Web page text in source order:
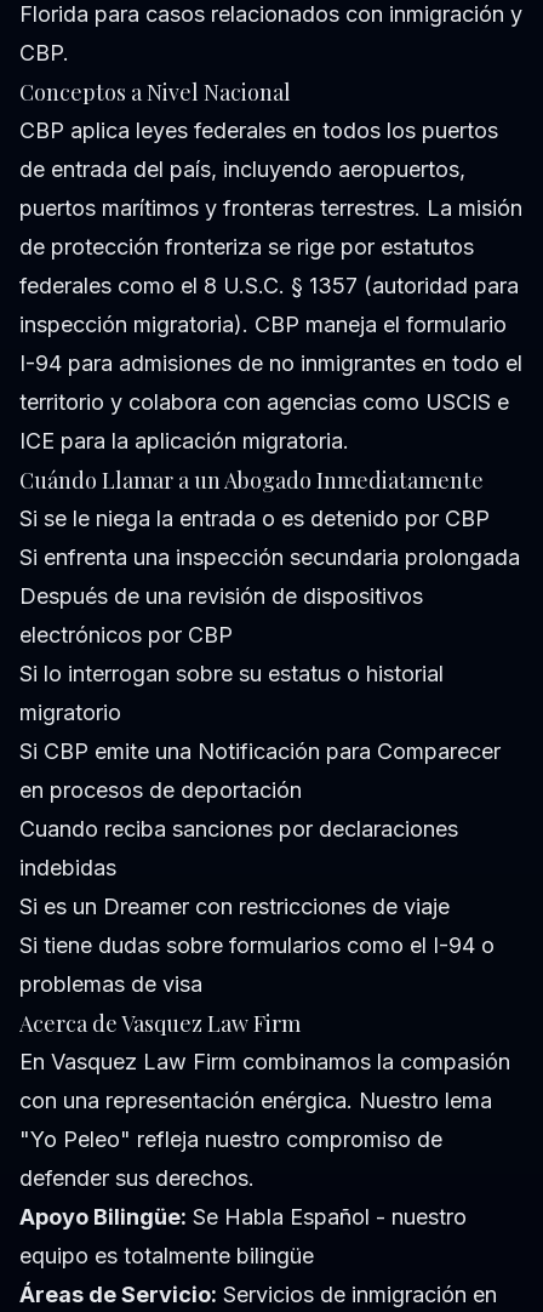
Florida para casos relacionados con inmigración y
CBP.
Conceptos a Nivel Nacional
CBP aplica leyes federales en todos los puertos
de entrada del país, incluyendo aeropuertos,
puertos marítimos y fronteras terrestres. La misión
de protección fronteriza se rige por estatutos
federales como el 8 U.S.C. § 1357 (autoridad para
inspección migratoria). CBP maneja el formulario
I-94 para admisiones de no inmigrantes en todo el
territorio y colabora con agencias como USCIS e
ICE para la aplicación migratoria.
Cuándo Llamar a un Abogado Inmediatamente
Si se le niega la entrada o es detenido por CBP
Si enfrenta una inspección secundaria prolongada
Después de una revisión de dispositivos
electrónicos por CBP
Si lo interrogan sobre su estatus o historial
migratorio
Si CBP emite una Notificación para Comparecer
en procesos de deportación
Cuando reciba sanciones por declaraciones
indebidas
Si es un Dreamer con restricciones de viaje
Si tiene dudas sobre formularios como el I-94 o
problemas de visa
Acerca de Vasquez Law Firm
En Vasquez Law Firm combinamos la compasión
con una representación enérgica. Nuestro lema
"Yo Peleo" refleja nuestro compromiso de
defender sus derechos.
Apoyo Bilingüe: Se Habla Español - nuestro
equipo es totalmente bilingüe
Áreas de Servicio: Servicios de inmigración en